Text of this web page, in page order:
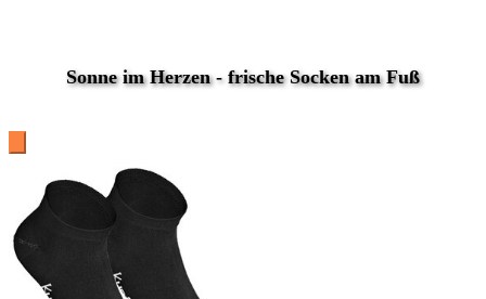
Sonne im Herzen - frische Socken am Fuß